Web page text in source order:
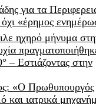
για τα
«έρημος
ηχηρό μήνυμα
– Εστιάζοντας στην
«Ο Πρωθυπουργός
και ιατρικά